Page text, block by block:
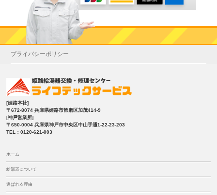
プライバシーポリシー
[姫路本社]
〒672-8074 兵庫県姫路市飾磨区加茂414-9
[神戸営業所]
〒650-0004 兵庫県神戸市中央区中山手通1-22-23-203
TEL：0120-621-003
ホーム
給湯器について
選ばれる理由